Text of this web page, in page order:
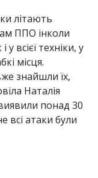
літають
ППО інколи
всієї техніки, у
місця.
знайшли їх,
Наталія
понад 30
всі атаки були